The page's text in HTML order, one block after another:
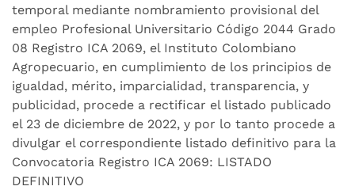
temporal mediante nombramiento provisional del
empleo Profesional Universitario Código 2044 Grado
08 Registro ICA 2069, el Instituto Colombiano
Agropecuario, en cumplimiento de los principios de
igualdad, mérito, imparcialidad, transparencia, y
publicidad, procede a rectificar el listado publicado
el 23 de diciembre de 2022, y por lo tanto procede a
divulgar el correspondiente listado definitivo para la
Convocatoria Registro ICA 2069: LISTADO
DEFINITIVO